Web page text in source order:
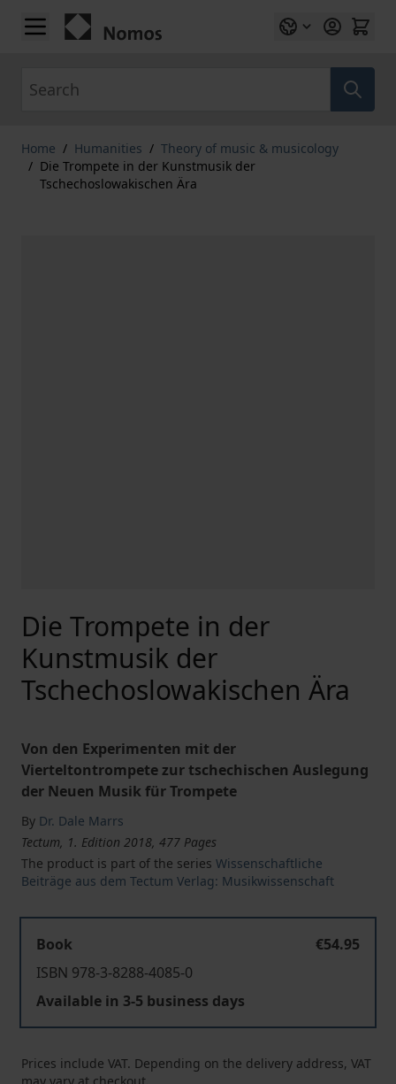
Skip to Content
Home / Humanities / Theory of music & musicology
/ Die Trompete in der Kunstmusik der
Tschechoslowakischen Ära
Die Trompete in der
Kunstmusik der
Tschechoslowakischen Ära
Von den Experimenten mit der
Vierteltontrompete zur tschechischen Auslegung
der Neuen Musik für Trompete
By Dr. Dale Marrs
Tectum, 1. Edition 2018, 477 Pages
The product is part of the series Wissenschaftliche
Beiträge aus dem Tectum Verlag: Musikwissenschaft
Book
€54.95
ISBN 978-3-8288-4085-0
Available in 3-5 business days
Prices include VAT. Depending on the delivery address, VAT